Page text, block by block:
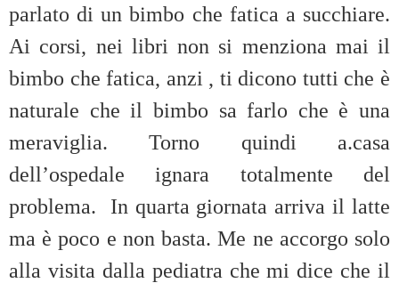
parlato di un bimbo che fatica a succhiare.
Ai corsi, nei libri non si menziona mai il
bimbo che fatica, anzi , ti dicono tutti che è
naturale che il bimbo sa farlo che è una
meraviglia. Torno quindi a.casa
dell’ospedale ignara totalmente del
problema. In quarta giornata arriva il latte
ma è poco e non basta. Me ne accorgo solo
alla visita dalla pediatra che mi dice che il